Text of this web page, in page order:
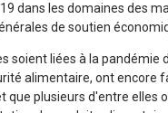
dans les domaines des
de soutien
soient liées à la pandémie
alimentaire, ont encore
que plusieurs d'entre elles